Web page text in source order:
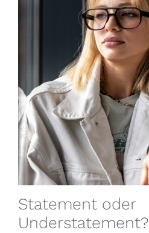
Statement oder
Understatement?